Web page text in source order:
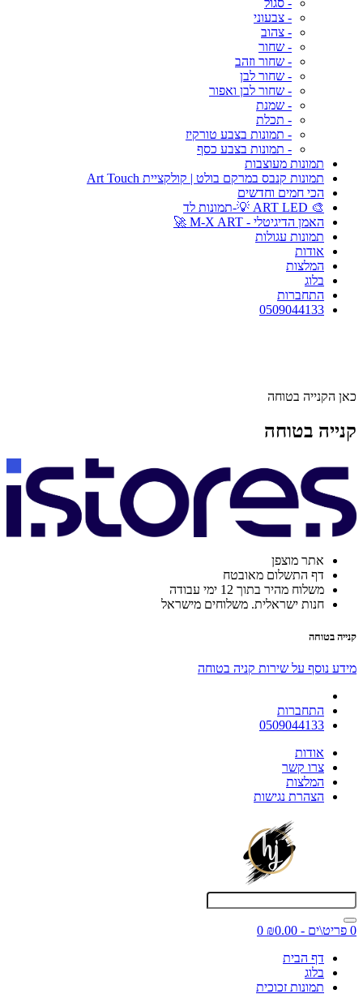
- סגול
- צבעוני
- צהוב
- שחור
- שחור וזהב
- שחור לבן
- שחור לבן ואפור
- שמנת
- תכלת
- תמונות בצבע טורקיז
- תמונות בצבע כסף
תמונות מעוצבות
תמונות קנבס במרקם בולט | קולקציית Art Touch
הכי חמים וחדשים
🎨 ART LED 💡-תמונות לד
האמן הדיגיטלי - M-X ART 🚀
תמונות עגולות
אודות
המלצות
בלוג
התחברות
0509044133
כאן הקנייה בטוחה
קנייה בטוחה
אתר מוצפן
דף התשלום מאובטח
משלוח מהיר בתוך 12 ימי עבודה
חנות ישראלית. משלוחים מישראל
קנייה בטוחה
מידע נוסף על שירות קניה בטוחה
התחברות
0509044133
אודות
צרו קשר
המלצות
הצהרת נגישות
0 פריט\ים - ₪0.00
0
דף הבית
בלוג
תמונות זכוכית